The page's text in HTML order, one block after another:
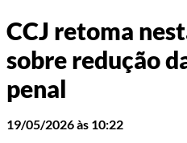
CCJ retoma
sobre redução
penal
19/05/2026 às 10:22